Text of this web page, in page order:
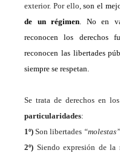
exterior. Por ello,son el
de un régimen . No en
reconocen los derechos
reconocen las libertades
siempre se respetan.
Se trata de derechos en
particularidades:
1º) Son libertades “molestas”
2º) Siendo expresión de la